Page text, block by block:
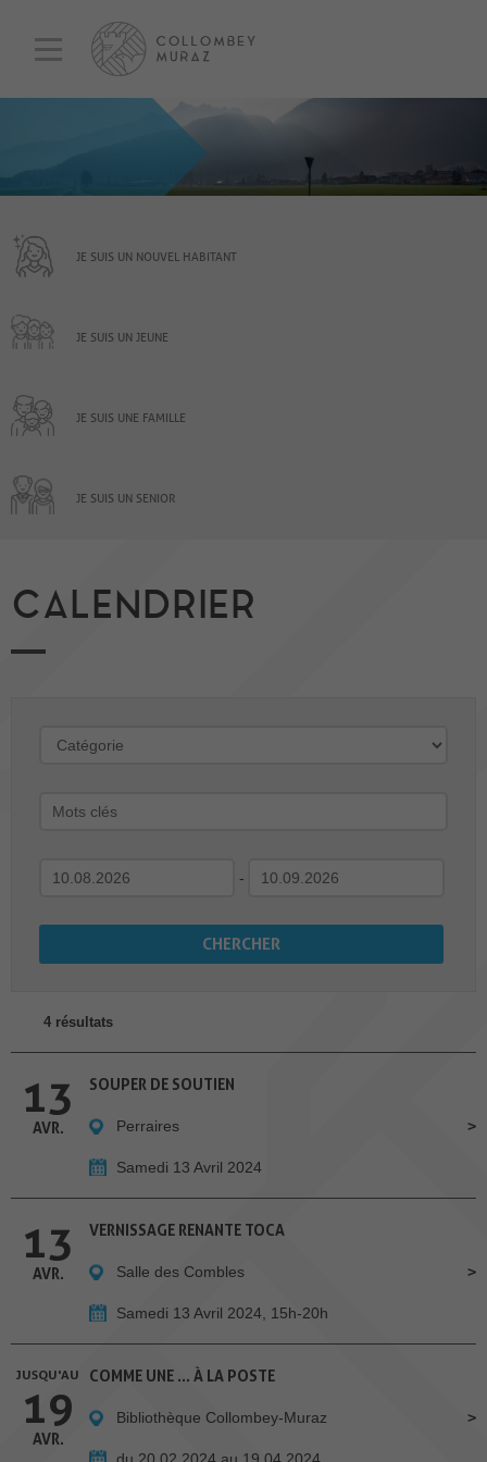
JE SUIS UN NOUVEL HABITANT
JE SUIS UN JEUNE
JE SUIS UNE FAMILLE
JE SUIS UN SENIOR
CALENDRIER
-
4 résultats
13
AVR.
SOUPER DE SOUTIEN
Perraires
Samedi 13 Avril 2024
13
AVR.
VERNISSAGE RENANTE TOCA
Salle des Combles
Samedi 13 Avril 2024, 15h-20h
JUSQU'AU
19
AVR.
COMME UNE … À LA POSTE
Bibliothèque Collombey-Muraz
du 20.02.2024 au 19.04.2024